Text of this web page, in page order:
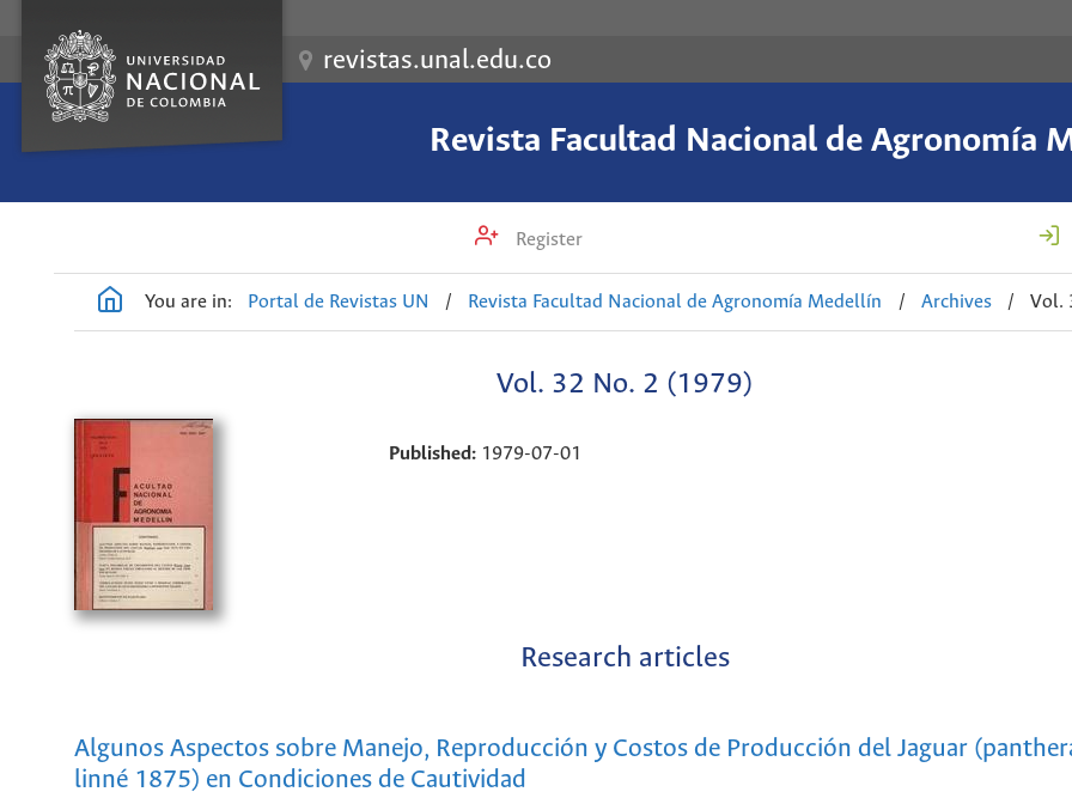
revistas.unal.edu.co
Revista Facultad Nacional de Agronomía
Register
You are in: Portal de Revistas UN / Revista Facultad Nacional de Agronomía Medellín / Archives / Vol.
Vol. 32 No. 2 (1979)
Published: 1979-07-01
Research articles
Algunos Aspectos sobre Manejo, Reproducción y Costos de Producción del Jaguar
linné 1875) en Condiciones de Cautividad